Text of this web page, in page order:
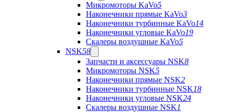
Микромоторы KaVo5
Наконечники прямые KaVo3
Наконечники турбинные KaVo14
Наконечники угловые KaVo19
Скалеры воздушные KaVo5
NSK58
Запчасти и аксессуары NSK8
Микромоторы NSK5
Наконечники прямые NSK2
Наконечники турбинные NSK18
Наконечники угловые NSK24
Скалеры воздушные NSK1